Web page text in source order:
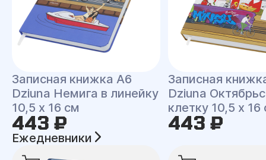
Записная книжка A6
Dziuna Немига в линейку
10,5 x 16 см
443 ₽
Записная
Dziuna
клетку 10,5 x 16
443 ₽
Ежедневники